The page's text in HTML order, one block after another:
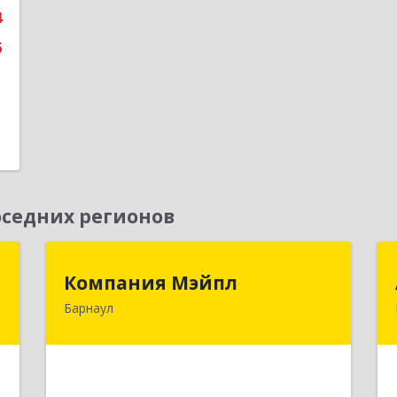
регионов
Компания Мэйпл
Барнаул
Компания Мэйпл
656038, Алтайский край, Барнаул г,